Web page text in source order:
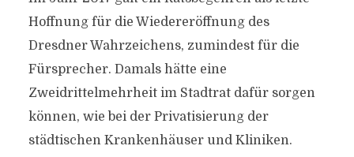
Hoffnung für die Wiedereröffnung des
Dresdner Wahrzeichens, zumindest für die
Fürsprecher. Damals hätte eine
Zweidrittelmehrheit im Stadtrat dafür sorgen
können, wie bei der Privatisierung der
städtischen Krankenhäuser und Kliniken.